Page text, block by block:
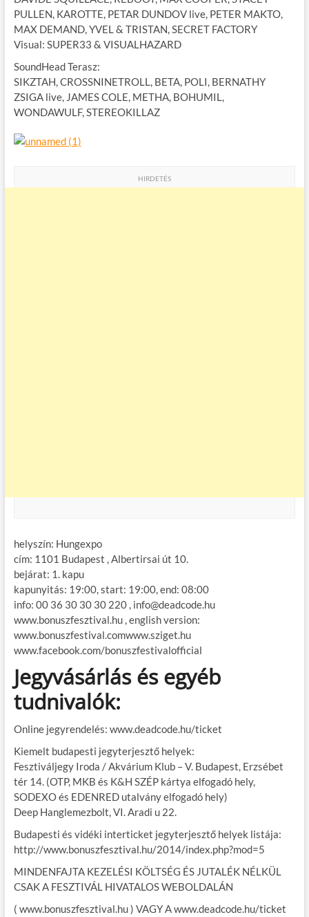
PULLEN, KAROTTE, PETAR DUNDOV live, PETER MAKTO,
MAX DEMAND, YVEL & TRISTAN, SECRET FACTORY
Visual: SUPER33 & VISUALHAZARD
SoundHead Terasz:
SIKZTAH, CROSSNINETROLL, BETA, POLI, BERNATHY
ZSIGA live, JAMES COLE, METHA, BOHUMIL,
WONDAWULF, STEREOKILLAZ
HIRDETÉS
helyszín: Hungexpo
cím: 1101 Budapest , Albertirsai út 10.
bejárat: 1. kapu
kapunyitás: 19:00, start: 19:00, end: 08:00
info: 00 36 30 30 30 220 , info@deadcode.hu
www.bonuszfesztival.hu , english version:
www.bonuszfestival.comwww.sziget.hu
www.facebook.com/bonuszfestivalofficial
Jegyvásárlás és egyéb
tudnivalók:
Online jegyrendelés: www.deadcode.hu/ticket
Kiemelt budapesti jegyterjesztő helyek:
Fesztiváljegy Iroda / Akvárium Klub – V. Budapest, Erzsébet
tér 14. (OTP, MKB és K&H SZÉP kártya elfogadó hely,
SODEXO és EDENRED utalvány elfogadó hely)
Deep Hanglemezbolt, VI. Aradi u 22.
Budapesti és vidéki interticket jegyterjesztő helyek listája:
http://www.bonuszfesztival.hu/2014/index.php?mod=5
MINDENFAJTA KEZELÉSI KÖLTSÉG ÉS JUTALÉK NÉLKÜL
CSAK A FESZTIVÁL HIVATALOS WEBOLDALÁN
( www.bonuszfesztival.hu ) VAGY A www.deadcode.hu/ticket